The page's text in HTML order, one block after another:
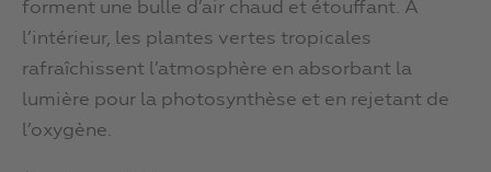
forment une bulle d’air chaud et étouffant. À
l’intérieur, les plantes vertes tropicales
rafraîchissent l’atmosphère en absorbant la
lumière pour la photosynthèse et en rejetant de
l’oxygène.